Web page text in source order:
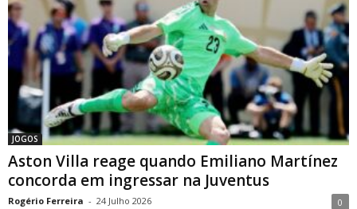
JOGOS
Aston Villa reage quando Emiliano Martínez
concorda em ingressar na Juventus
Rogério Ferreira - 24 Julho 2026 0